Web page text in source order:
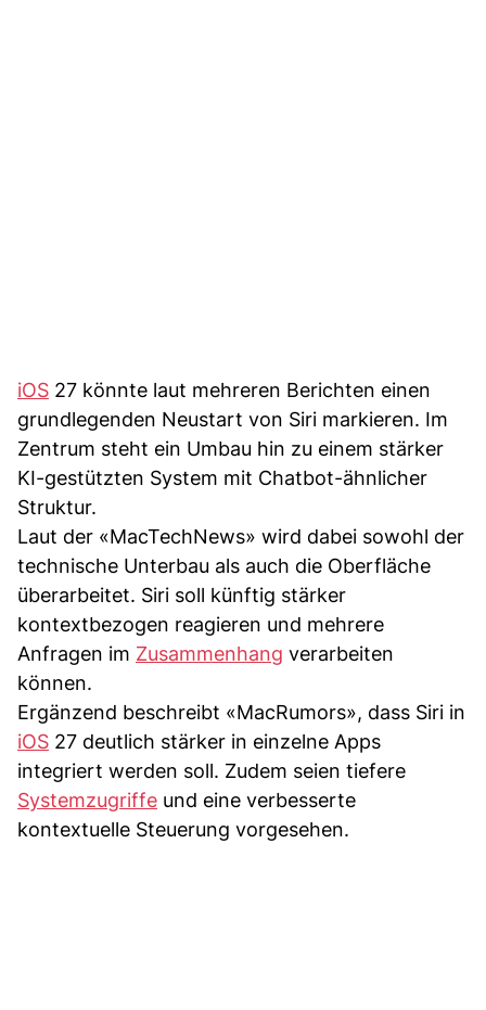
iOS 27 könnte laut mehreren Berichten einen
grundlegenden Neustart von Siri markieren. Im
Zentrum steht ein Umbau hin zu einem stärker
KI-gestützten System mit Chatbot-ähnlicher
Struktur.
Laut der «MacTechNews» wird dabei sowohl der
technische Unterbau als auch die Oberfläche
überarbeitet. Siri soll künftig stärker
kontextbezogen reagieren und mehrere
Anfragen im Zusammenhang verarbeiten
können.
Ergänzend beschreibt «MacRumors», dass Siri in
iOS 27 deutlich stärker in einzelne Apps
integriert werden soll. Zudem seien tiefere
Systemzugriffe und eine verbesserte
kontextuelle Steuerung vorgesehen.